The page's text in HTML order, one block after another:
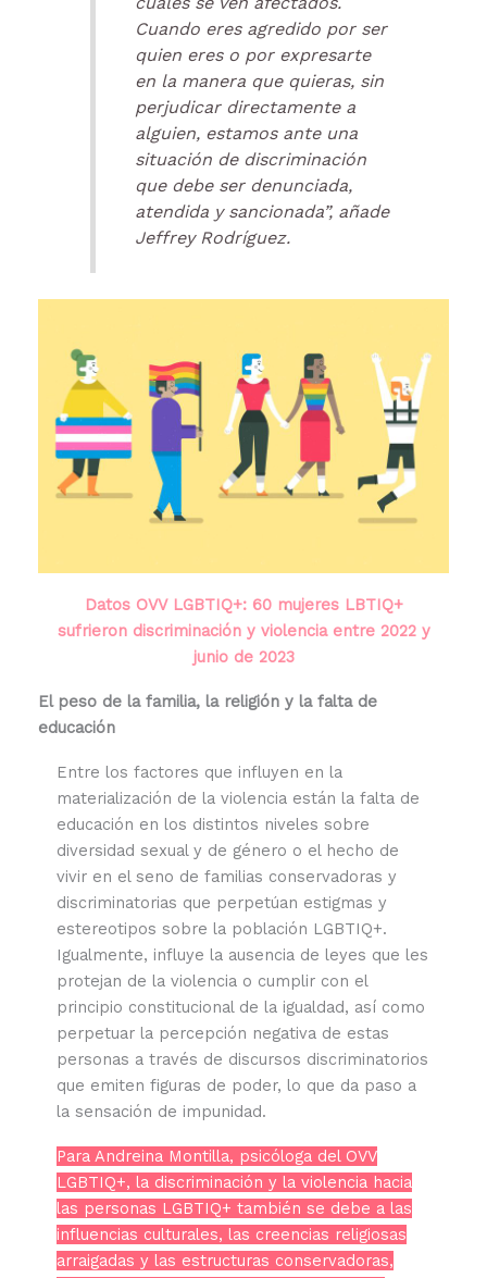
Cuando eres agredido por ser
quien eres o por expresarte
en la manera que quieras, sin
perjudicar directamente a
alguien, estamos ante una
situación de discriminación
que debe ser denunciada,
atendida y sancionada”, añade
Jeffrey Rodríguez.
Datos OVV LGBTIQ+: 60 mujeres LBTIQ+
sufrieron discriminación y violencia entre 2022 y
junio de 2023
El peso de la familia, la religión y la falta de
educación
Entre los factores que influyen en la
materialización de la violencia están la falta de
educación en los distintos niveles sobre
diversidad sexual y de género o el hecho de
vivir en el seno de familias conservadoras y
discriminatorias que perpetúan estigmas y
estereotipos sobre la población LGBTIQ+.
Igualmente, influye la ausencia de leyes que les
protejan de la violencia o cumplir con el
principio constitucional de la igualdad, así como
perpetuar la percepción negativa de estas
personas a través de discursos discriminatorios
que emiten figuras de poder, lo que da paso a
la sensación de impunidad.
Para Andreina Montilla, psicóloga del OVV
LGBTIQ+, la discriminación y la violencia hacia
las personas LGBTIQ+ también se debe a las
influencias culturales, las creencias religiosas
arraigadas y las estructuras conservadoras,